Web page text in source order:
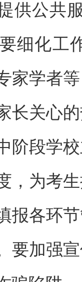
供公共
细化工
家学者
长关心
阶段学
，为考
报各环
要加强